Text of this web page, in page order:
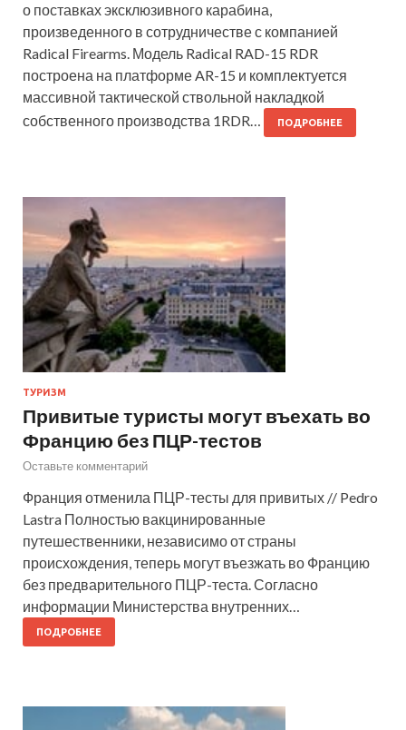
о поставках эксклюзивного карабина,
произведенного в сотрудничестве с компанией
Radical Firearms. Модель Radical RAD-15 RDR
построена на платформе AR-15 и комплектуется
массивной тактической ствольной накладкой
собственного производства 1RDR…
ПОДРОБНЕЕ
ТУРИЗМ
Привитые туристы могут въехать во
Францию без ПЦР-тестов
Оставьте комментарий
Франция отменила ПЦР-тесты для привитых // Pedro
Lastra Полностью вакцинированные
путешественники, независимо от страны
происхождения, теперь могут въезжать во Францию
без предварительного ПЦР-теста. Согласно
информации Министерства внутренних…
ПОДРОБНЕЕ